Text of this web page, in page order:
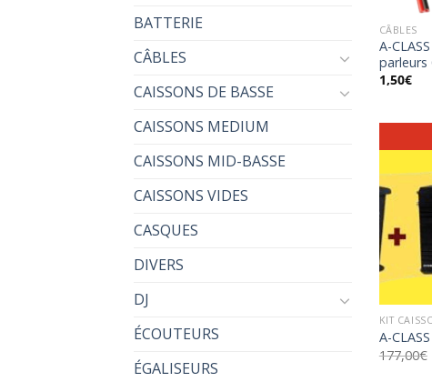
BATTERIE
CÂBLES
CAISSONS DE BASSE
CAISSONS MEDIUM
CAISSONS MID-BASSE
CAISSONS VIDES
CASQUES
DIVERS
DJ
ÉCOUTEURS
ÉGALISEURS
CÂBLES
A-
parleurs
1,50€
KIT
A-
177,00€